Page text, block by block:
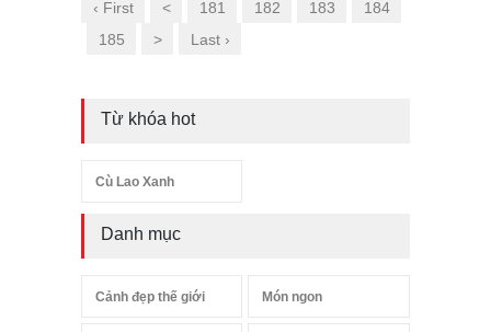
‹ First < 181 182 183
184
185
> Last ›
Từ khóa hot
Cù Lao Xanh
Danh mục
Cảnh đẹp thế giới Món ngon